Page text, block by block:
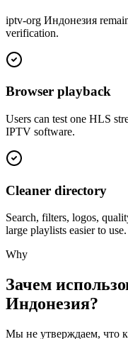
iptv-org Индонезия
verification.
Browser playback
Users can test one HLS
IPTV software.
Cleaner directory
Search, filters, logos,
large playlists easier to use.
Why
Зачем
Индонезия?
Мы не утверждаем, что